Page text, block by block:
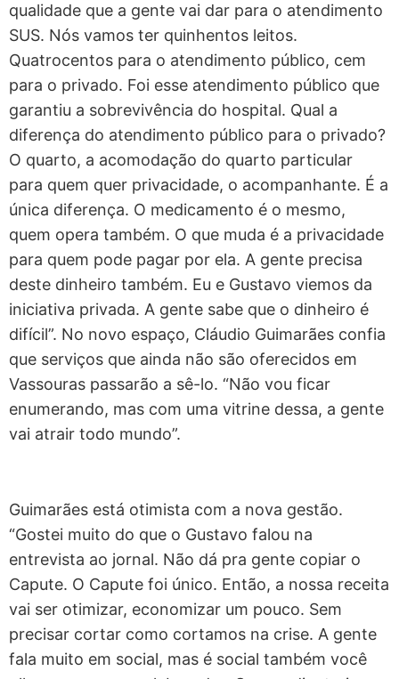
qualidade que a gente vai dar para o atendimento
SUS. Nós vamos ter quinhentos leitos.
Quatrocentos para o atendimento público, cem
para o privado. Foi esse atendimento público que
garantiu a sobrevivência do hospital. Qual a
diferença do atendimento público para o privado?
O quarto, a acomodação do quarto particular
para quem quer privacidade, o acompanhante. É a
única diferença. O medicamento é o mesmo,
quem opera também. O que muda é a privacidade
para quem pode pagar por ela. A gente precisa
deste dinheiro também. Eu e Gustavo viemos da
iniciativa privada. A gente sabe que o dinheiro é
difícil”. No novo espaço, Cláudio Guimarães confia
que serviços que ainda não são oferecidos em
Vassouras passarão a sê-lo. “Não vou ficar
enumerando, mas com uma vitrine dessa, a gente
vai atrair todo mundo”.
Guimarães está otimista com a nova gestão.
“Gostei muito do que o Gustavo falou na
entrevista ao jornal. Não dá pra gente copiar o
Capute. O Capute foi único. Então, a nossa receita
vai ser otimizar, economizar um pouco. Sem
precisar cortar como cortamos na crise. A gente
fala muito em social, mas é social também você